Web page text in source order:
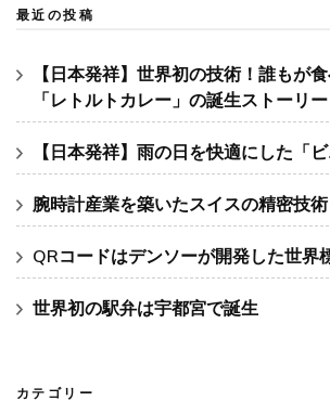
最近の投稿
【日本発祥】世界初の技術！誰もが
「レトルトカレー」の誕生ストーリー
【日本発祥】雨の日を快適にした「
腕時計産業を築いたスイスの精密技術
QRコードはデンソーが開発した世界
世界初の駅弁は宇都宮で誕生
カテゴリー